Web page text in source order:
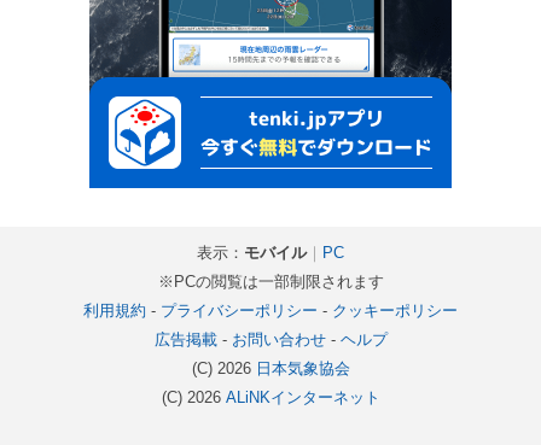
表示： モバイル｜ PC
※PCの閲覧は一部制限されます
利用規約 - プライバシーポリシー - クッキーポリシー
広告掲載- お問い合わせ- ヘルプ
(C) 2026 日本気象協会
(C) 2026 ALiNKインターネット